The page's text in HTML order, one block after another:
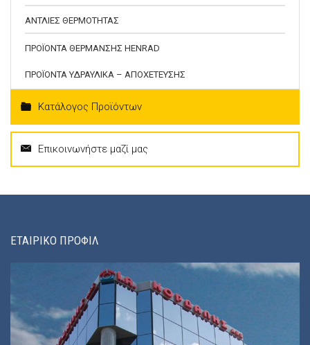
ΑΝΤΛΙΕΣ ΘΕΡΜΟΤΗΤΑΣ
ΠΡΟΪΟΝΤΑ ΘΕΡΜΑΝΣΗΣ HENRAD
ΠΡΟΪΟΝΤΑ ΥΔΡΑΥΛΙΚΑ – ΑΠΟΧΕΤΕΥΣΗΣ
Κατάλογος Προϊόντων
Επικοινωνήστε μαζί μας
ΕΤΑΙΡΙΚΟ ΠΡΟΦΙΛ